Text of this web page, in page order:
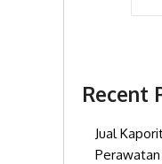
Recent
Jual